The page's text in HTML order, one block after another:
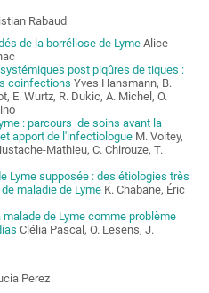
Rabaud
de la borréliose de Lyme Alice
post piqûres de tiques :
coinfections Yves Hansmann, B.
E. Wurtz, R. Dukic, A. Michel, O.
: parcours de soins avant la
apport de l'infectiologue M. Voitey,
Mathieu, C. Chirouze, T.
Lyme supposée : des étiologies très
maladie de Lyme K. Chabane, Éric
de Lyme comme problème
Clélia Pascal, O. Lesens, J.
Perez